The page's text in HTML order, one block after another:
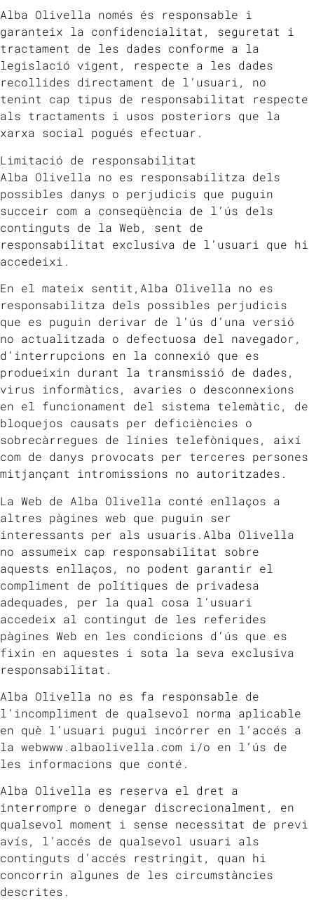
Alba Olivella només és responsable i
garanteix la confidencialitat, seguretat i
tractament de les dades conforme a la
legislació vigent, respecte a les dades
recollides directament de l’usuari, no
tenint cap tipus de responsabilitat respecte
als tractaments i usos posteriors que la
xarxa social pogués efectuar.
Limitació de responsabilitat
Alba Olivella no es responsabilitza dels
possibles danys o perjudicis que puguin
succeir com a conseqüència de l’ús dels
continguts de la Web, sent de
responsabilitat exclusiva de l’usuari que hi
accedeixi.
En el mateix sentit,Alba Olivella no es
responsabilitza dels possibles perjudicis
que es puguin derivar de l’ús d’una versió
no actualitzada o defectuosa del navegador,
d’interrupcions en la connexió que es
produeixin durant la transmissió de dades,
virus informàtics, avaries o desconnexions
en el funcionament del sistema telemàtic, de
bloquejos causats per deficiències o
sobrecàrregues de línies telefòniques, així
com de danys provocats per terceres persones
mitjançant intromissions no autoritzades.
La Web de Alba Olivella conté enllaços a
altres pàgines web que puguin ser
interessants per als usuaris.Alba Olivella
no assumeix cap responsabilitat sobre
aquests enllaços, no podent garantir el
compliment de polítiques de privadesa
adequades, per la qual cosa l’usuari
accedeix al contingut de les referides
pàgines Web en les condicions d’ús que es
fixin en aquestes i sota la seva exclusiva
responsabilitat.
Alba Olivella no es fa responsable de
l’incompliment de qualsevol norma aplicable
en què l’usuari pugui incórrer en l’accés a
la webwww.albaolivella.com i/o en l’ús de
les informacions que conté.
Alba Olivella es reserva el dret a
interrompre o denegar discrecionalment, en
qualsevol moment i sense necessitat de previ
avís, l’accés de qualsevol usuari als
continguts d’accés restringit, quan hi
concorrin algunes de les circumstàncies
descrites.